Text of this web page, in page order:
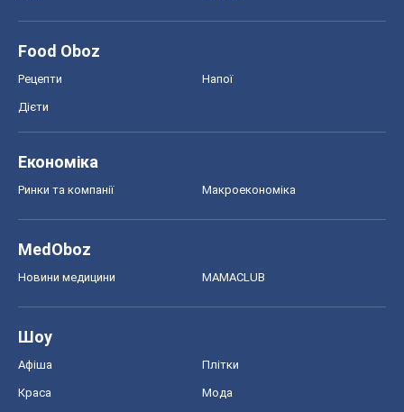
Food Oboz
Рецепти Напої
Дієти
Економіка
Ринки та компанії Макроекономіка
MedOboz
Новини медицини MAMACLUB
Шоу
Афіша Плітки
Краса Мода